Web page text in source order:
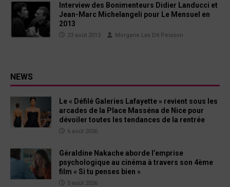
Interview des Bonimenteurs Didier Landucci et
Jean-Marc Michelangeli pour Le Mensuel en
2013
23 août 2013 Morgane Las Dit Peisson
NEWS
Le « Défilé Galeries Lafayette » revient sous les
arcades de la Place Masséna de Nice pour
dévoiler toutes les tendances de la rentrée
6 août 2026
Géraldine Nakache aborde l’emprise
psychologique au cinéma à travers son 4ème
film « Si tu penses bien »
5 août 2026